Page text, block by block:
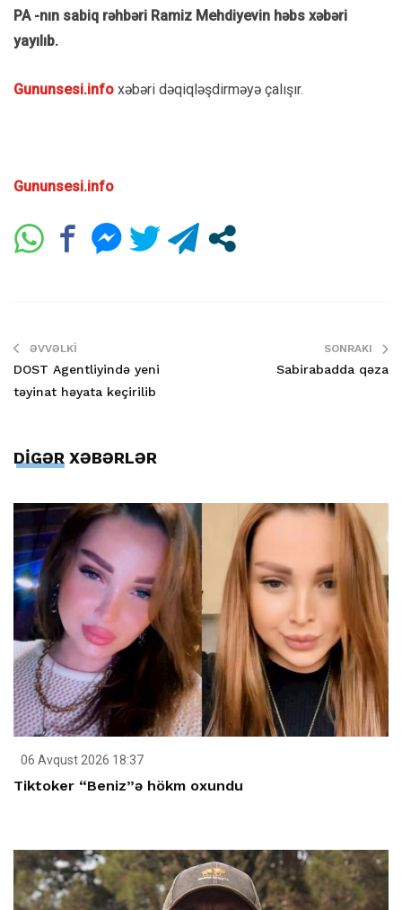
PA -nın sabiq rəhbəri Ramiz Mehdiyevin həbs xəbəri
yayılıb.
Gununsesi.info xəbəri dəqiqləşdirməyə çalışır.
Gununsesi.info
ƏVVƏLKI
DOST Agentliyində yeni
təyinat həyata keçirilib
SONRAKI
Sabirabadda qəza
DİGƏR XƏBƏRLƏR
06 Avqust 2026 18:37
Tiktoker “Beniz”ə hökm oxundu